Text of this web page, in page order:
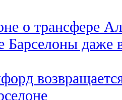
о трансфере
Барселоны даже